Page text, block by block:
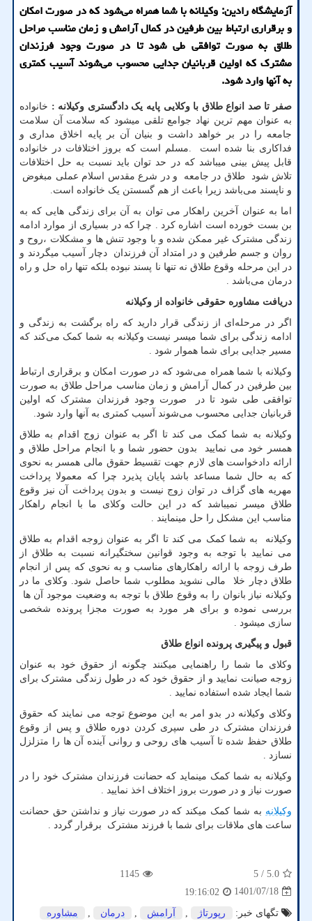
آزمایشگاه رادین: وکیلانه با شما همراه می‌شود که در صورت امکان
و برقراری ارتباط بین طرفین در کمال آرامش و زمان مناسب مراحل
طلاق به صورت توافقی طی شود تا در صورت وجود فرزندان
مشترک که اولین قربانیان جدایی محسوب می‌شوند آسیب کمتری
به آنها وارد شود.
صفر تا صد انواع طلاق با وکلایی پایه یک دادگستری وکیلانه : خانواده
به عنوان مهم ترین نهاد جوامع تلقی میشود که سلامت آن سلامت
جامعه را در بر خواهد داشت و بنیان آن بر پایه اخلاق مداری و
فداکاری بنا شده است .مسلم است که بروز اختلافات در خانواده
قابل پیش بینی میباشد که در حد توان باید نسبت به حل اختلافات
تلاش شود طلاق در جامعه و در شرع مقدس اسلام عملی مبغوض
و ناپسند می‌باشد زیرا باعث از هم گسستن یک خانواده است.
اما به عنوان آخرین راهکار می توان به آن برای زندگی هایی که به
بن بست خورده است اشاره کرد . چرا که در بسیاری از موارد ادامه
زندگی مشترک غیر ممکن شده و با وجود تنش ها و مشکلات ،روح و
روان و جسم طرفین و در امتداد آن فرزندان دچار آسیب میگردند و
در این مرحله وقوع طلاق نه تنها نا پسند نبوده بلکه تنها راه حل و راه
درمان می‌باشد .
دریافت مشاوره حقوقی خانواده از وکیلانه
اگر در مرحله‌ای از زندگی قرار دارید که راه برگشت به زندگی و
ادامه زندگی برای شما میسر نیست وکیلانه به شما کمک می‌کند که
مسیر جدایی برای شما هموار شود .
وکیلانه با شما همراه می‌شود که در صورت امکان و برقراری ارتباط
بین طرفین در کمال آرامش و زمان مناسب مراحل طلاق به صورت
توافقی طی شود تا در صورت وجود فرزندان مشترک که اولین
قربانیان جدایی محسوب می‌شوند آسیب کمتری به آنها وارد شود.
وکیلانه به شما کمک می کند تا اگر به عنوان زوج اقدام به طلاق
همسر خود می نمایید بدون حضور شما و با انجام مراحل طلاق و
ارائه دادخواست های لازم جهت تقسیط حقوق مالی همسر به نحوی
که به حال شما مساعد باشد پایان پذیرد چرا که معمولا پرداخت
مهریه های گزاف در توان زوج نیست و بدون پرداخت آن نیز وقوع
طلاق میسر نمیباشد که در این حالت وکلای ما با انجام راهکار
مناسب این مشکل را حل مینمایند .
وکیلانه به شما کمک می کند تا اگر به عنوان زوجه اقدام به طلاق
می نمایید با توجه به وجود قوانین سختگیرانه نسبت به طلاق از
طرف زوجه با ارائه راهکارهای مناسب و به نحوی که پس از انجام
طلاق دچار خلا مالی نشوید مطلوب شما حاصل شود. وکلای ما در
وکیلانه نیاز بانوان را به وقوع طلاق با توجه به وضعیت موجود آن ها
بررسی نموده و برای هر مورد به صورت مجزا پرونده شخصی
سازی میشود .
قبول و پیگیری پرونده انواع طلاق
وکلای ما شما را راهنمایی میکنند چگونه از حقوق خود به عنوان
زوجه صیانت نمایید و از حقوق خود که در طول زندگی مشترک برای
شما ایجاد شده استفاده نمایید .
وکلای وکیلانه در بدو امر به این موضوع توجه می نمایند که حقوق
فرزندان مشترک در طی سپری کردن دوره طلاق و پس از وقوع
طلاق حفظ شده تا آسیب های روحی و روانی آینده آن ها را متزلزل
نسازد .
وکیلانه به شما کمک مینماید که حضانت فرزندان مشترک خود را در
صورت نیاز و در صورت بروز اختلاف اخذ نمایید .
وکیلانه به شما کمک میکند که در صورت نیاز و نداشتن حق حضانت
ساعت های ملاقات برای شما با فرزند مشترک برقرار گردد .
5.0
/ 5
1145
1401/07/18
19:16:02
تگهای خبر:
رپورتاژ آرامش درمان مشاوره